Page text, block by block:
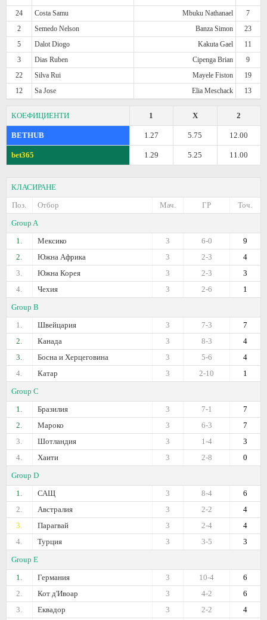
24
Costa Samu Mbuku Nathanael
7
2
Semedo Nelson Banza Simon
23
5
Dalot Diogo Kakuta Gael
11
3
Dias Ruben Cipenga Brian
9
22
Silva Rui Mayele Fiston
19
12
Sa Jose Elia Meschack 13
КОЕФИЦИЕНТИ 2
X
1
BETHUB 12.00
5.75
1.27
bet365 11.00
5.25
1.29
КЛАСИРАНЕ
Поз.
Отбор Точ.
ГР
Мач.
Group A
1.
Мексико 9
6-0
3
2.
Южна Африка 4
2-3
3
3.
Южна Корея 3
2-3
3
4.
Чехия 1
2-6
3
Group B
1.
Швейцария 7
7-3
3
2.
Канада 4
8-3
3
3.
Босна и Херцеговина 4
5-6
3
4.
Катар 1
2-10
3
Group C
1.
Бразилия 7
7-1
3
2.
Мароко 7
6-3
3
3.
Шотландия 3
1-4
3
4.
Хаити 0
2-8
3
Group D
1.
САЩ 6
8-4
3
2.
Австралия 4
2-2
3
3.
Парагвай 4
2-4
3
4.
Турция 3
3-5
3
Group E
1.
Германия 6
10-4
3
2.
Кот д'Ивоар 6
4-2
3
3.
Еквадор 4
2-2
3